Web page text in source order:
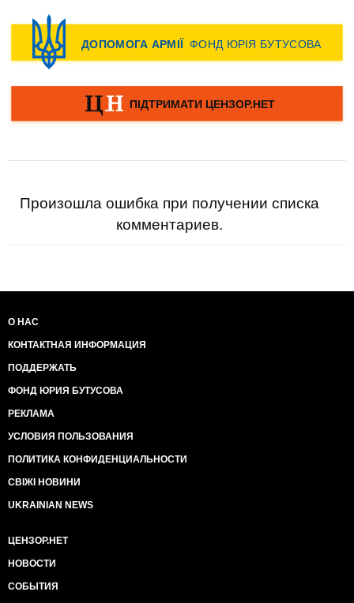
Произошла ошибка при получении списка
комментариев.
О НАС
КОНТАКТНАЯ ИНФОРМАЦИЯ
ПОДДЕРЖАТЬ
ФОНД ЮРИЯ БУТУСОВА
РЕКЛАМА
УСЛОВИЯ ПОЛЬЗОВАНИЯ
ПОЛИТИКА КОНФИДЕНЦИАЛЬНОСТИ
СВІЖІ НОВИНИ
UKRAINIAN NEWS
ЦЕНЗОР.НЕТ
НОВОСТИ
СОБЫТИЯ